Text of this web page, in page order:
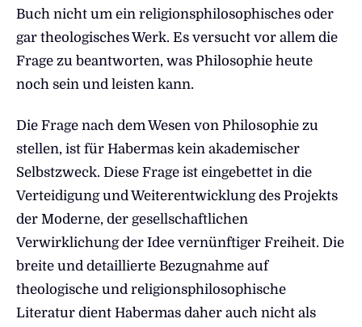
Buch nicht um ein religionsphilosophisches oder
gar theologisches Werk. Es versucht vor allem die
Frage zu beantworten, was Philosophie heute
noch sein und leisten kann.
Die Frage nach dem Wesen von Philosophie zu
stellen, ist für Habermas kein akademischer
Selbstzweck. Diese Frage ist eingebettet in die
Verteidigung und Weiterentwicklung des Projekts
der Moderne, der gesellschaftlichen
Verwirklichung der Idee vernünftiger Freiheit. Die
breite und detaillierte Bezugnahme auf
theologische und religionsphilosophische
Literatur dient Habermas daher auch nicht als